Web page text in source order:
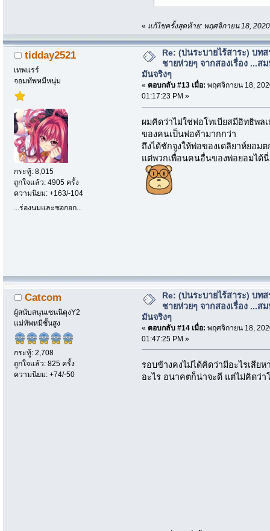
« แก้ไขครั้งสุดท้าย: พฤศจิกายน 18,
tidday2521
เทพแรร์
จอมทัพหมีหนุ่ม
กระทู้: 8,015
ถูกใจแล้ว: 4905 ครั้ง
ความนิยม: +163/-104
...ร่องนมและซอกอก...
Re: (บ่นระบายไร้สาระ) บท
ชายห่วยๆ จากสองเรื่อง ...ส
มันจริงๆ
« ตอบกลับ #13 เมื่อ: พฤศจิกายน 18,
01:17:23 PM »
ผมคิดว่าไม่ใช่พ่อโทเบียสมีอิทธิพล
ของคนเป็นพ่อค้ามากกว่า
ถึงได้ชักจูงให้พ่อของเดลิยาห์ยอม
แต่พวกเพื่อนคนอื่นของพ่อยอมได้นี่
Catcom
ผู้สนับสนุนเซนนิคุงY2
แม่ทัพหมีชั้นสูง
กระทู้: 2,708
ถูกใจแล้ว: 825 ครั้ง
ความนิยม: +74/-50
Re: (บ่นระบายไร้สาระ) บท
ชายห่วยๆ จากสองเรื่อง ...ส
มันจริงๆ
« ตอบกลับ #14 เมื่อ: พฤศจิกายน 18,
01:47:25 PM »
รอบข้างคงไม่ได้คิดว่ามีอะไรเสียห
อะไร อนาคตก็น่าจะดี แต่ไม่คิดว่า